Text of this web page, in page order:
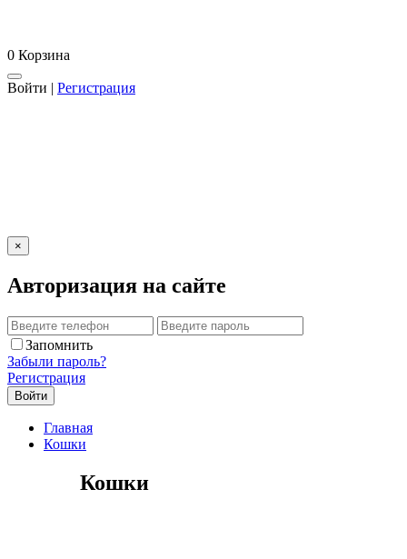
0 Корзина
Войти | Регистрация
×
Авторизация на сайте
Запомнить
Забыли пароль?
Регистрация
Главная
Кошки
Кошки